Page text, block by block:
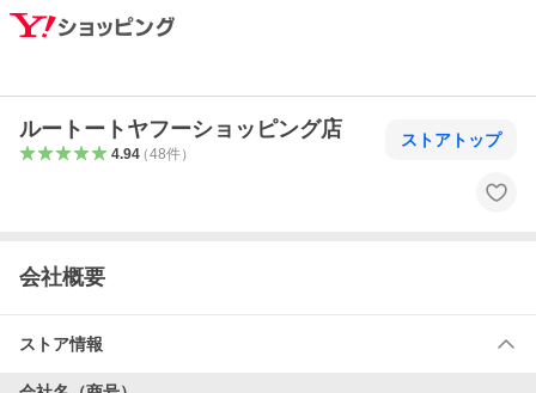
ルートートヤフーショッピング店
4.94（48件）
ストアトップ
会社概要
ストア情報